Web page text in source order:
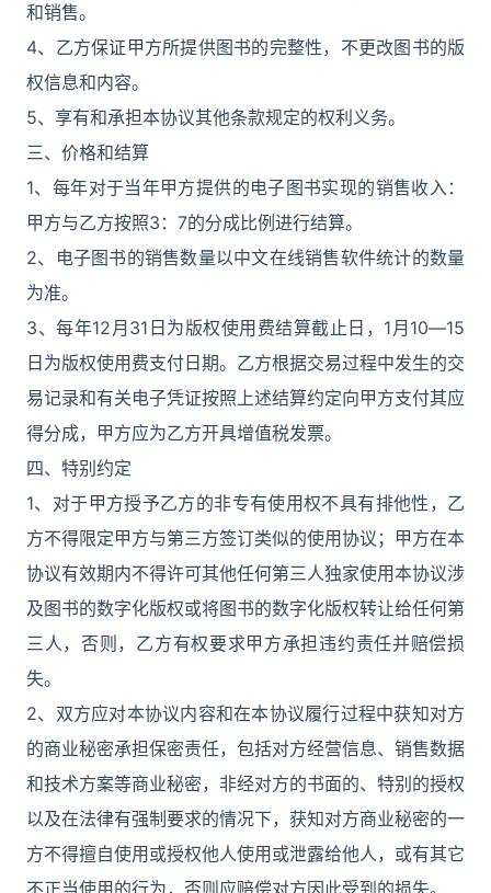
和销售。
4、乙方保证甲方所提供图书的完整性，不更改图书的版
权信息和内容。
5、享有和承担本协议其他条款规定的权利义务。
三、价格和结算
1、每年对于当年甲方提供的电子图书实现的销售收入：
甲方与乙方按照3：7的分成比例进行结算。
2、电子图书的销售数量以中文在线销售软件统计的数量
为准。
3、每年12月31日为版权使用费结算截止日，1月10―15
日为版权使用费支付日期。乙方根据交易过程中发生的交
易记录和有关电子凭证按照上述结算约定向甲方支付其应
得分成，甲方应为乙方开具增值税发票。
四、特别约定
1、对于甲方授予乙方的非专有使用权不具有排他性，乙
方不得限定甲方与第三方签订类似的使用协议；甲方在本
协议有效期内不得许可其他任何第三人独家使用本协议涉
及图书的数字化版权或将图书的数字化版权转让给任何第
三人，否则，乙方有权要求甲方承担违约责任并赔偿损
失。
2、双方应对本协议内容和在本协议履行过程中获知对方
的商业秘密承担保密责任，包括对方经营信息、销售数据
和技术方案等商业秘密，非经对方的书面的、特别的授权
以及在法律有强制要求的情况下，获知对方商业秘密的一
方不得擅自使用或授权他人使用或泄露给他人，或有其它
不正当使用的行为，否则应赔偿对方因此受到的损失。